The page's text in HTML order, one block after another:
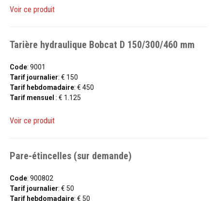
Voir ce produit
Tarière hydraulique Bobcat D 150/300/460 mm
Code: 9001
Tarif journalier: € 150
Tarif hebdomadaire: € 450
Tarif mensuel : € 1.125
Voir ce produit
Pare-étincelles (sur demande)
Code: 900802
Tarif journalier: € 50
Tarif hebdomadaire: € 50